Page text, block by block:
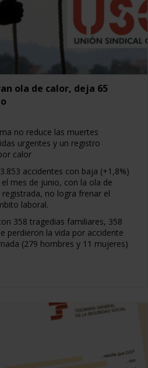
ola de calor, deja 65
no reduce las muertes
urgentes y un registro
calor
accidentes con baja (+1,8%)
mes de junio, con la ola de
no logra frenar el
laboral.
358 tragedias familiares, 358
perdieron la vida por accidente
(279 hombres y 11 mujeres)